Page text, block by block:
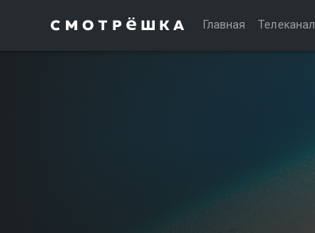
Главная